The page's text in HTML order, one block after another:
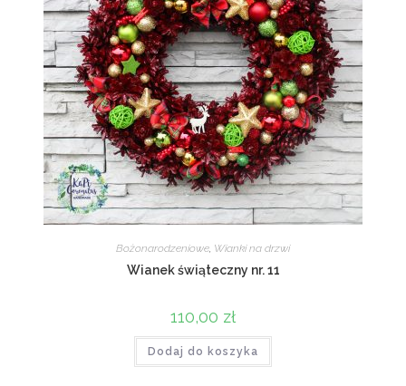
Bożonarodzeniowe Wianki na drzwi
Wianek świąteczny nr. 11
110,00 zł
Dodaj do koszyka